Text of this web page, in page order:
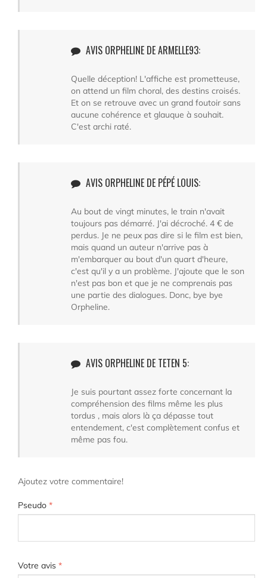
AVIS ORPHELINE DE ARMELLE93:
Quelle déception! L'affiche est prometteuse,
on attend un film choral, des destins croisés.
Et on se retrouve avec un grand foutoir sans
aucune cohérence et glauque à souhait.
C'est archi raté.
AVIS ORPHELINE DE PÉPÉ LOUIS:
Au bout de vingt minutes, le train n'avait
toujours pas démarré. J'ai décroché. 4 € de
perdus. Je ne peux pas dire si le film est bien,
mais quand un auteur n'arrive pas à
m'embarquer au bout d'un quart d'heure,
c'est qu'il y a un problème. J'ajoute que le son
n'est pas bon et que je ne comprenais pas
une partie des dialogues. Donc, bye bye
Orpheline.
AVIS ORPHELINE DE TETEN 5:
Je suis pourtant assez forte concernant la
compréhension des films même les plus
tordus , mais alors là ça dépasse tout
entendement, c'est complètement confus et
même pas fou.
Ajoutez votre commentaire!
Pseudo *
Votre avis *